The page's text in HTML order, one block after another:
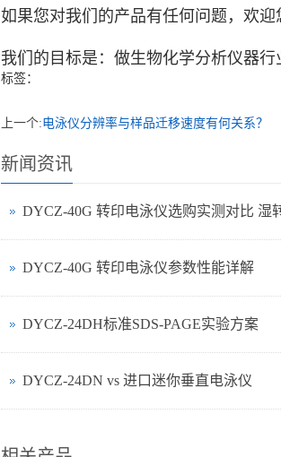
如果您对我们的产品有任何问题，欢迎
我们的目标是：做生物化学分析仪器行
标签：
上一个:电泳仪分辨率与样品迁移速度有何关系？
新闻资讯
DYCZ-40G 转印电泳仪参数性能详解
DYCZ-24DH标准SDS-PAGE实验方案
DYCZ‑24DN vs 进口迷你垂直电泳仪